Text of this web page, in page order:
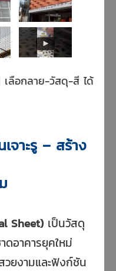
เลือกลาย-วัสดุ-สี ได้
จาะรู – สร้าง
Sheet) เป็นวัสดุ
อาคารยุคใหม่
วยงามและฟังก์ชัน